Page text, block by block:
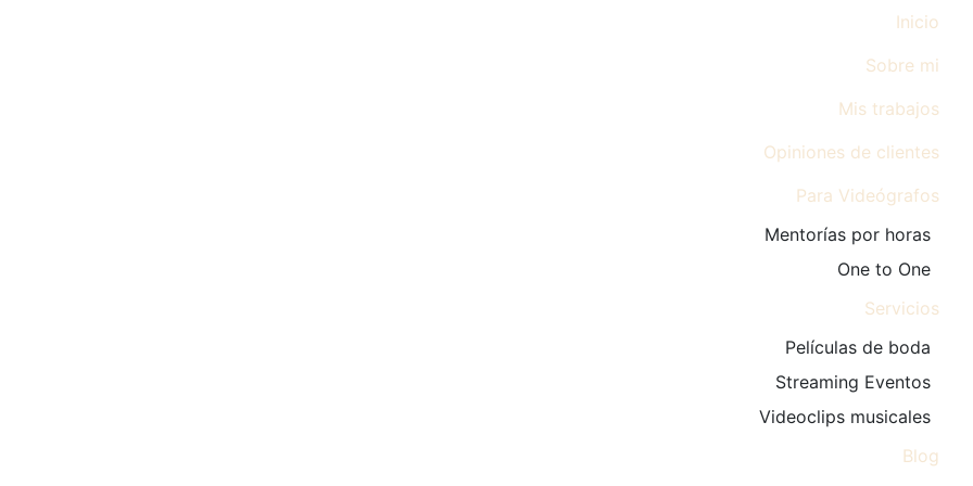
Inicio
Sobre mi
Mis trabajos
Opiniones de clientes
Para Videógrafos
Mentorías por horas
One to One
Servicios
Películas de boda
Streaming Eventos
Videoclips musicales
Blog